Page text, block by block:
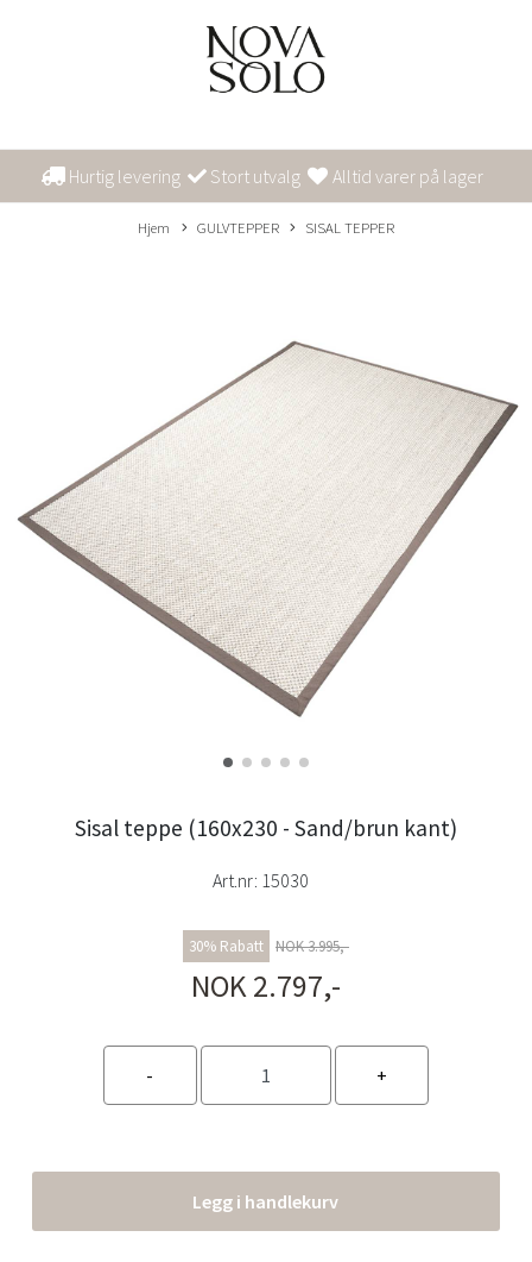
Hurtig levering Stort utvalg Alltid varer på lager
Hjem GULVTEPPER SISAL TEPPER
Sisal teppe (160x230 - Sand/brun kant)
Art.nr: 15030
30% Rabatt NOK 3.995,-
NOK 2.797,-
Legg i handlekurv